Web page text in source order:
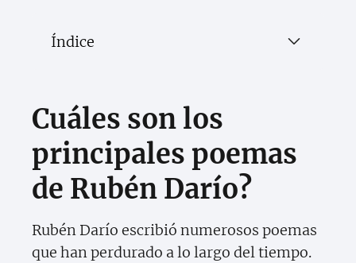
Índice
Cuáles son los
principales poemas
de Rubén Darío?
Rubén Darío escribió numerosos poemas
que han perdurado a lo largo del tiempo.